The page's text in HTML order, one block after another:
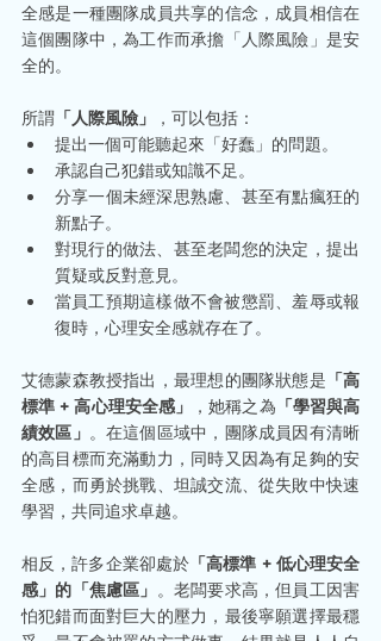
全感是一種團隊成員共享的信念，成員相信在
這個團隊中，為工作而承擔「人際風險」是安
全的。
所謂 「人際風險」
，可以包括：
提出一個可能聽起來「好蠢」的問題。
承認自己犯錯或知識不足。
分享一個未經深思熟慮、甚至有點瘋狂的
新點子。
對現行的做法、甚至老闆您的決定，提出
質疑或反對意見。
當員工預期這樣做不會被懲罰、羞辱或報
復時，心理安全感就存在了。
艾德蒙森教授指出，最理想的團隊狀態是 「高
標準 + 高心理安全感」
，她稱之為 「學習與高
績效區」 。在這個區域中，團隊成員因有清晰
的高目標而充滿動力，同時又因為有足夠的安
全感，而勇於挑戰、坦誠交流、從失敗中快速
學習，共同追求卓越。
相反，許多企業卻處於 「高標準 + 低心理安全
感」的「焦慮區」 。老闆要求高，但員工因害
怕犯錯而面對巨大的壓力，最後寧願選擇最穩